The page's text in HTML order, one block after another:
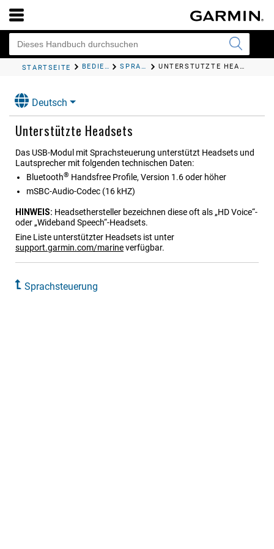
STARTSEITE BEDIENEN DES KARTENPLOTTERS SPRACHSTEUERUNG UNTERSTÜTZTE HEADSETS
Deutsch
Unterstützte Headsets
Das USB-Modul mit Sprachsteuerung unterstützt Headsets und
Lautsprecher mit folgenden technischen Daten:
Bluetooth® Handsfree Profile, Version 1.6 oder höher
mSBC-Audio-Codec (16 kHZ)
HINWEIS: Headsethersteller bezeichnen diese oft als „HD Voice“-
oder „Wideband Speech“-Headsets.
Eine Liste unterstützter Headsets ist unter
support.garmin.com/marineverfügbar.
Sprachsteuerung